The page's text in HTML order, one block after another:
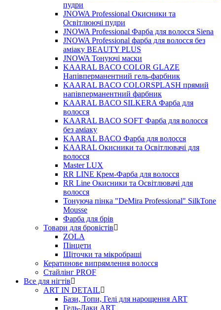
пудри
JNOWA Professional Окисники та
Освітлюючі пудри
JNOWA Professional Фарба для волосся Siena
JNOWA Professional фарба для волосся без
аміаку BEAUTY PLUS
JNOWA Тонуючі маски
KAARAL BACO COLOR GLAZE
Напівперманентний гель-фарбник
KAARAL BACO COLORSPLASH прямий
напівперманентний фарбник
KAARAL BACO SILKERA Фарба для
волосся
KAARAL BACO SOFT Фарба для волосся
без аміаку
KAARAL BACO Фарба для волосся
KAARAL Окисники та Освітлювачі для
волосся
Master LUX
RR LINE Крем-Фарба для волосся
RR Line Окисники та Освітлювачі для
волосся
Тонуюча пінка "DeMira Professional" SilkTone
Mousse
Фарба для брів
Товари для бровістів
ZOLA
Пінцети
Щіточки та мікробраші
Кератинове випрямлення волосся
Стайлінг PROF
Все для нігтів
ART IN DETAIL
Бази, Топи, Гелі для нарощення ART
Гель-Лаки ART